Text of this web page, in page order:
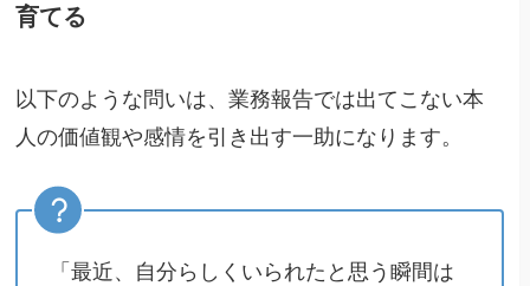
育てる
以下のような問いは、業務報告では出てこない本
人の価値観や感情を引き出す一助になります。
「最近、自分らしくいられたと思う瞬間は